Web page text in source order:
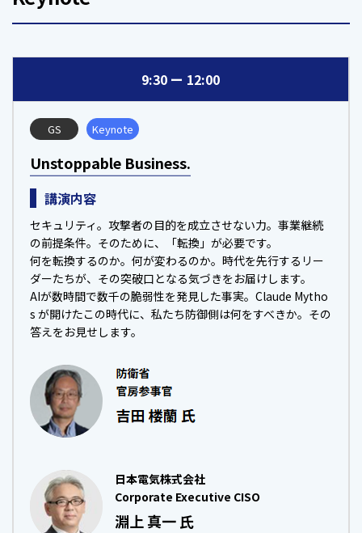
9:30 12:00
GS Keynote
Unstoppable Business.
講演内容
セキュリティ。攻撃者の目的を成立させない力。事業継続
の前提条件。そのために、「転換」が必要です。
何を転換するのか。何が変わるのか。時代を先行するリー
ダーたちが、その突破口となる気づきをお届けします。
AIが数時間で数千の脆弱性を発見した事実。Claude Mytho
s が開けたこの時代に、私たち防御側は何をすべきか。その
答えをお見せします。
日本電気株式会社
Corporate Executive CISO
淵上 真一 氏